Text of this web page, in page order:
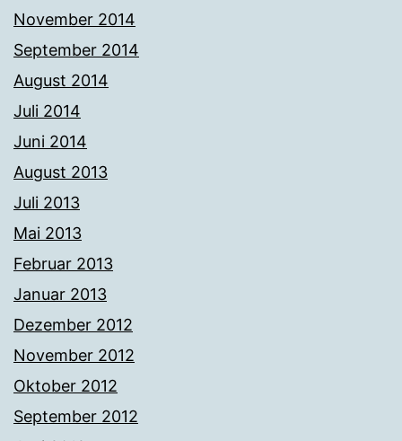
November 2014
September 2014
August 2014
Juli 2014
Juni 2014
August 2013
Juli 2013
Mai 2013
Februar 2013
Januar 2013
Dezember 2012
November 2012
Oktober 2012
September 2012